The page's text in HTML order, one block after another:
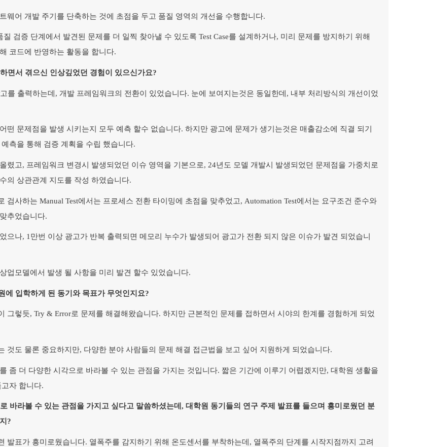
웨어 개발 주기를 단축하는 것에 초점을 두고 품질 영역의 개선을 수행합니다.
질 검증 단계에서 발견된 문제를 더 일찍 찾아낼 수 있도록 Test Case를 설계하거나, 미리 문제를 방지하기 위해
코드에 반영하는 활동을 합니다.
면서 겪으신 인상깊었던 경험이 있으신가요?
를 출력하는데, 개발 프레임워크의 전환이 있었습니다. 눈에 보여지는것은 동일한데, 내부 처리방식의 개선이었
떤 문제점을 발생 시키는지 모두 예측 할수 없습니다. 하지만 광고에 문제가 생기는것은 매출감소에 직결 되기
측을 통해 검증 계획을 수립 했습니다.
렸고, 프레임워크 변경시 발생되었던 이슈 영역을 기본으로, 24년도 모델 개발시 발생되었던 문제점을 가중치로
의 상관관계 지도를 작성 하였습니다.
검사하는 Manual Test에서는 프로세스 전환 타이밍에 초점을 맞추었고, Automation Test에서는 요구조건 준수와
추었습니다.
으나, 1만번 이상 광고가 반복 출력되면 메모리 누수가 발생되어 광고가 전환 되지 않은 이슈가 발견 되었습니
업모델에서 발생 될 사항을 미리 발견 할수 있었습니다.
에 입학하게 된 동기와 목표가 무엇인지요?
그렇듯, Try & Error로 문제를 해결해왔습니다. 하지만 근본적인 문제를 접하면서 시야의 한계를 경험하게 되었
것도 물론 중요하지만, 다양한 분야 사람들의 문제 해결 접근법을 보고 싶어 지원하게 되었습니다.
좀 더 다양한 시각으로 바라볼 수 있는 관점을 가지는 것입니다. 짧은 기간에 이루기 어렵겠지만, 대학원 생활을
자 합니다.
바라볼 수 있는 관점을 가지고 싶다고 말씀하셨는데, 대학원 동기들의 연구 주제 발표를 들으며 흥미로웠던 분
?
발표가 흥미로웠습니다. 열폭주를 감지하기 위해 온도센서를 부착하는데, 열폭주의 단계를 시작지점까지 고려